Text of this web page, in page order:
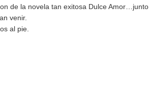
de la novela tan exitosa Dulce Amor…junto
venir.
al pie.